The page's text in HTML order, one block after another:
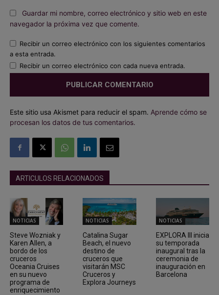
Guardar mi nombre, correo electrónico y sitio web en este
navegador la próxima vez que comente.
Recibir un correo electrónico con los siguientes comentarios
a esta entrada.
Recibir un correo electrónico con cada nueva entrada.
Este sitio usa Akismet para reducir el spam. Aprende cómo se
procesan los datos de tus comentarios.
ARTICULOS RELACIONADOS
NOTICIAS
Steve Wozniak y
Karen Allen, a
bordo de los
cruceros
Oceania Cruises
en su nuevo
programa de
enriquecimiento
NOTICIAS
Catalina Sugar
Beach, el nuevo
destino de
cruceros que
visitarán MSC
Cruceros y
Explora Journeys
NOTICIAS
EXPLORA III inicia
su temporada
inaugural tras la
ceremonia de
inauguración en
Barcelona